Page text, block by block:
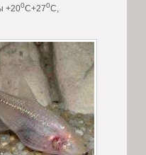
+200С+270С,